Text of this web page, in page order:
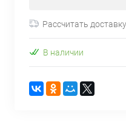
Рассчитать доставку
В наличии